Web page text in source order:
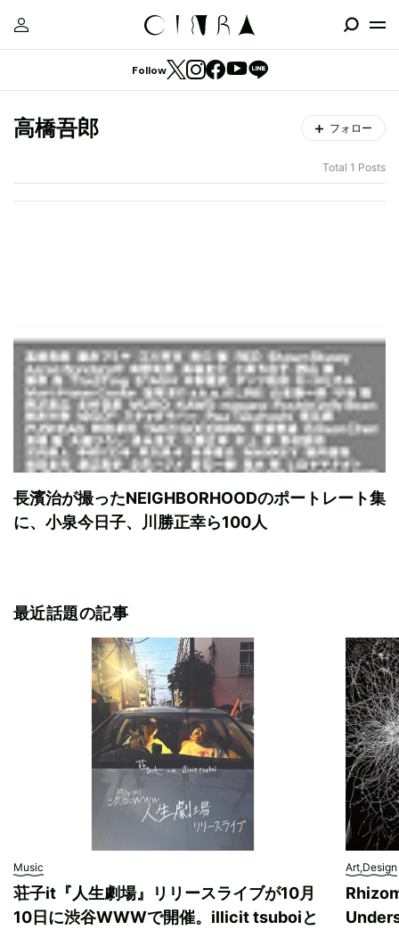
Follow
高橋吾郎 フォロー
Total 1 Posts
長濱治が撮ったNEIGHBORHOODのポートレート集
に、小泉今日子、川勝正幸ら100人
最近話題の記事
Music
荘子it『人生劇場』リリースライブが10月
10日に渋谷WWWで開催。illicit tsuboiと
Art,Design